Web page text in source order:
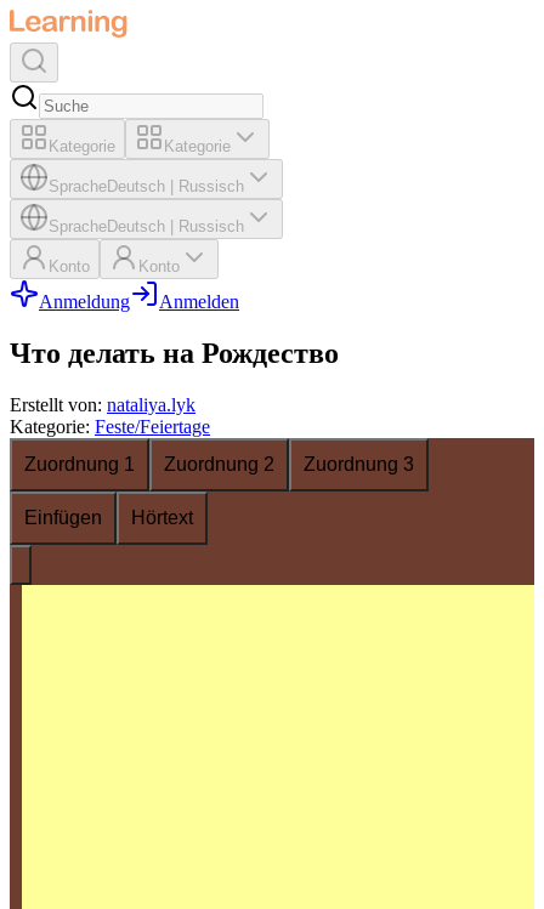
Kategorie Kategorie
SpracheDeutsch Russisch
SpracheDeutsch Russisch
Konto Konto
Anmeldung Anmelden
Что делать на Рождество
Erstellt von: nataliya.lyk
Kategorie: Feste/Feiertage
Zuordnung 1
Zuordnung 2 Zuordnung 3
Einfügen Hörtext